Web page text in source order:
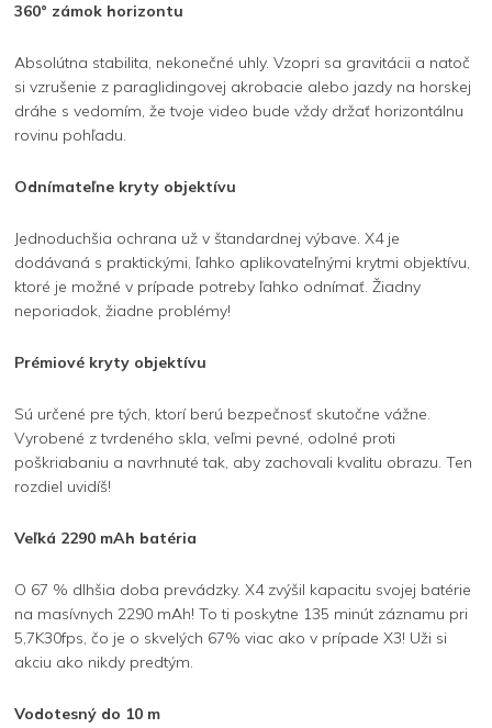
360° zámok horizontu
Absolútna stabilita, nekonečné uhly. Vzopri sa gravitácii a natoč
si vzrušenie z paraglidingovej akrobacie alebo jazdy na horskej
dráhe s vedomím, že tvoje video bude vždy držať horizontálnu
rovinu pohľadu.
Odnímateľne kryty objektívu
Jednoduchšia ochrana už v štandardnej výbave. X4 je
dodávaná s praktickými, ľahko aplikovateľnými krytmi objektívu,
ktoré je možné v prípade potreby ľahko odnímať. Žiadny
neporiadok, žiadne problémy!
Prémiové kryty objektívu
Sú určené pre tých, ktorí berú bezpečnosť skutočne vážne.
Vyrobené z tvrdeného skla, veľmi pevné, odolné proti
poškriabaniu a navrhnuté tak, aby zachovali kvalitu obrazu. Ten
rozdiel uvidíš!
Veľká 2290 mAh batéria
O 67 % dlhšia doba prevádzky. X4 zvýšil kapacitu svojej batérie
na masívnych 2290 mAh! To ti poskytne 135 minút záznamu pri
5,7K30fps, čo je o skvelých 67% viac ako v prípade X3! Uži si
akciu ako nikdy predtým.
Vodotesný do 10 m